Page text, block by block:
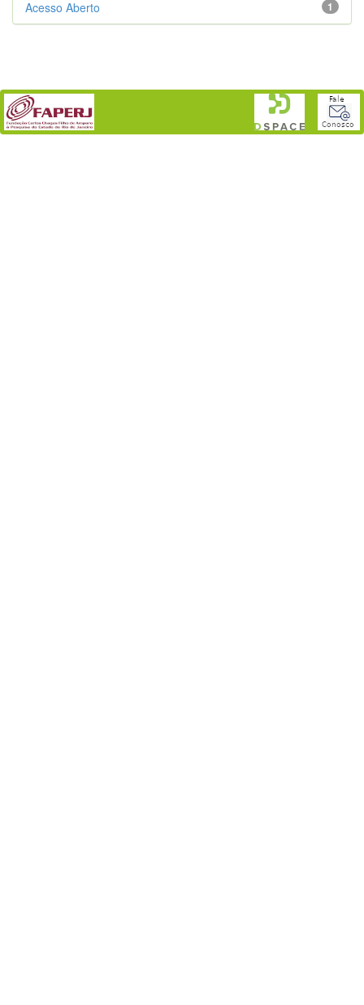
1
Acesso Aberto